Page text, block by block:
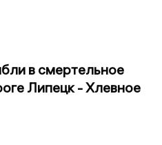
в смертельное
Липецк - Хлевное